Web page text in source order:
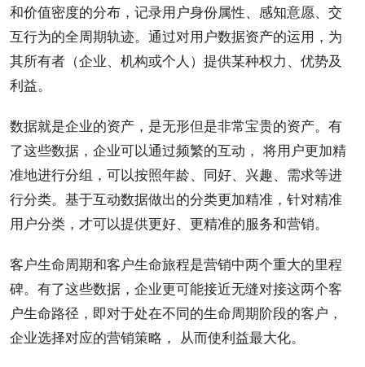
和价值密度的分布，记录用户身份属性、感知意愿、交
互行为的全周期轨迹。通过对用户数据资产的运用，为
其所有者（企业、机构或个人）提供某种权力、优势及
利益。
数据就是企业的资产，是无形但是非常宝贵的资产。有
了这些数据，企业可以通过频繁的互动， 将用户更加精
准地进行分组，可以按照年龄、同好、兴趣、需求等进
行分类。基于互动数据做出的分类更加精准，针对精准
用户分类，才可以提供更好、更精准的服务和营销。
客户生命周期和客户生命旅程是营销中两个重大的里程
碑。有了这些数据，企业更可能接近无缝对接这两个客
户生命路径，即对于处在不同的生命周期阶段的客户，
企业选择对应的营销策略， 从而使利益最大化。